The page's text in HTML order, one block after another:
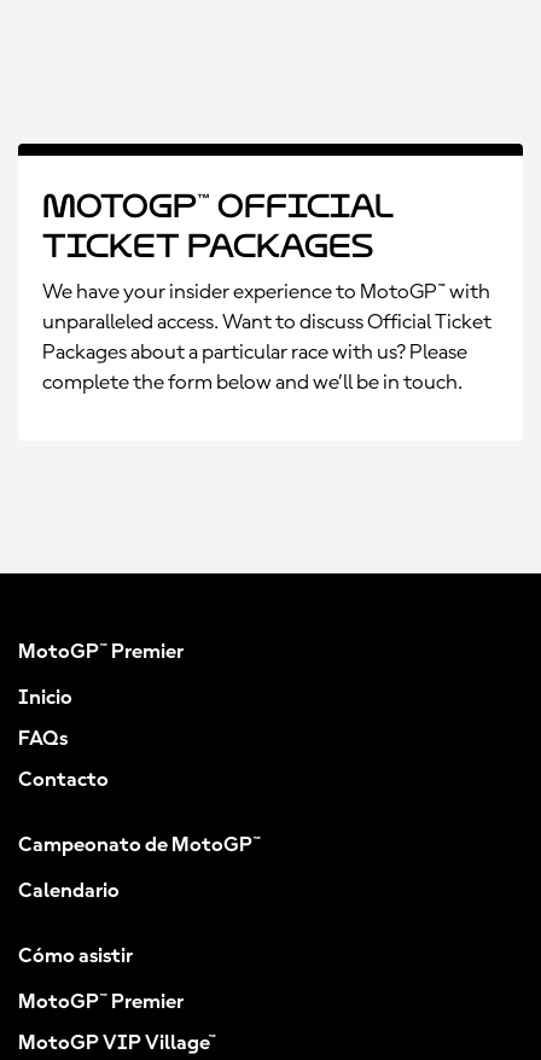
MotoGP™ Official
Ticket Packages
We have your insider experience to MotoGP™ with
unparalleled access. Want to discuss Official Ticket
Packages about a particular race with us? Please
complete the form below and we’ll be in touch.
MotoGP™ Premier
Inicio
FAQs
Contacto
Campeonato de MotoGP™
Calendario
Cómo asistir
MotoGP™ Premier
MotoGP VIP Village™